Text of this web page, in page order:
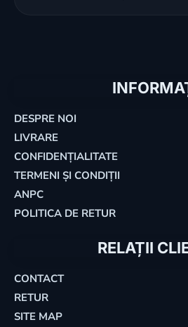
DESPRE NOI
LIVRARE
CONFIDENȚIALITATE
TERMENI ȘI CONDIȚII
ANPC
POLITICA DE RETUR
RELAȚII
CONTACT
RETUR
SITE MAP